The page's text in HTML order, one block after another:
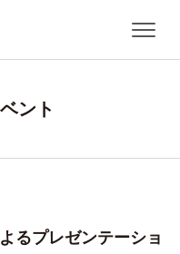
ント
るプレゼンテーショ